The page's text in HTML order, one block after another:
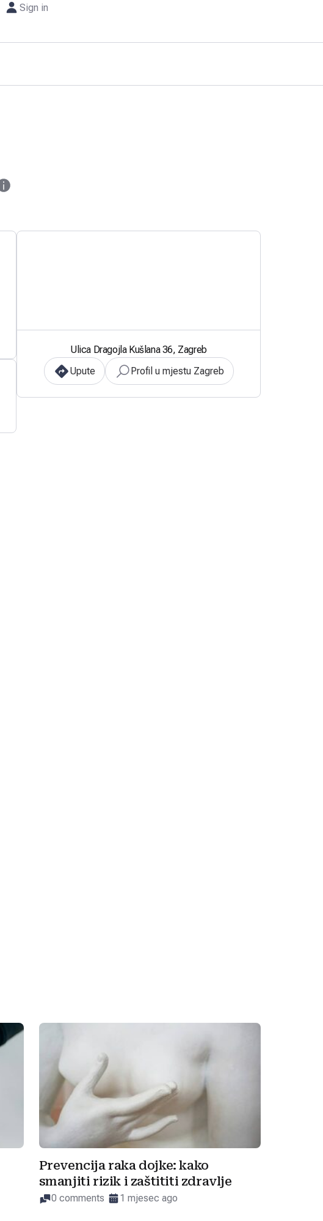
Sign in
Ulica Dragojla Kušlana 36, Zagreb
Upute
Profil u mjestu Zagreb
Prevencija raka dojke: kako
smanjiti rizik i zaštititi zdravlje
0 comments 1 mjesec ago